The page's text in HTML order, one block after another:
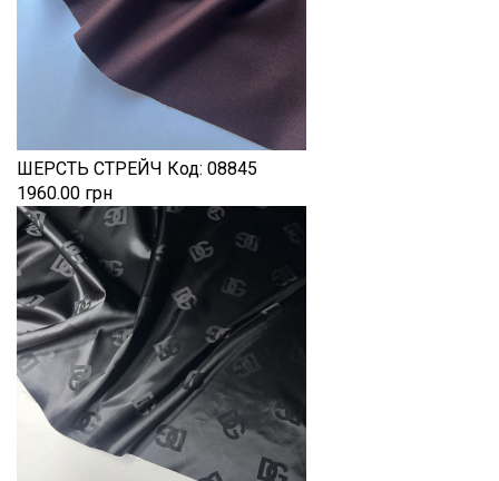
ШЕРСТЬ СТРЕЙЧ Код: 08845
1960.00 грн